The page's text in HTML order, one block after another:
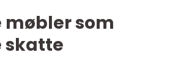
møbler som
skatte